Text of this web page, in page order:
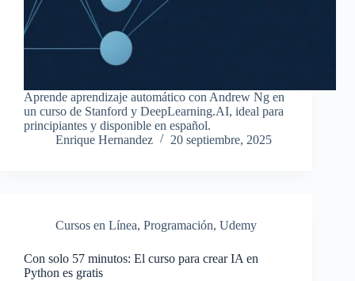
Aprende aprendizaje automático con Andrew Ng en
un curso de Stanford y DeepLearning.AI, ideal para
principiantes y disponible en español.
Enrique Hernandez
20 septiembre, 2025
Cursos en Línea, Programación, Udemy
Con solo 57 minutos: El curso para crear IA en
Python es gratis